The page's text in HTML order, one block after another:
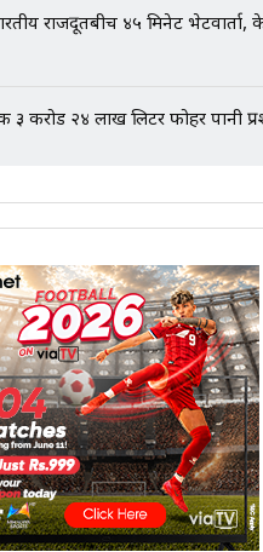
राजदूतबीच ४५ मिनेट भेटवार्ता,
३ करोड २४ लाख लिटर फोहर पानी